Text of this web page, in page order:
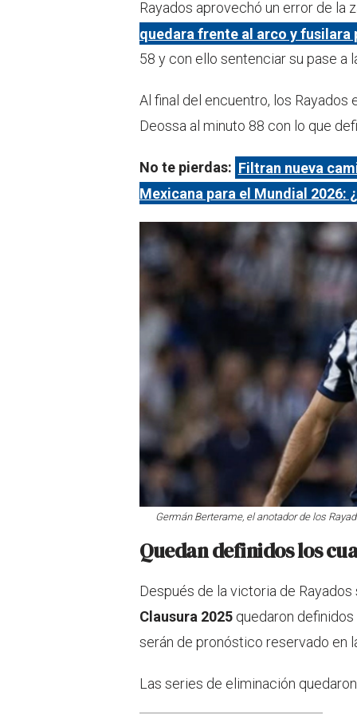
Rayados aprovechó un error de la
quedara frente al arco y fusilara
58 y con ello sentenciar su pase a
Al final del encuentro, los
Deossa al minuto 88 con lo que
No te pierdas: Filtran nueva
Mexicana para el Mundial 2026:
Germán Berterame, el anotador de los
Quedan definidos los
Después de la victoria de
Clausura 2025 quedaron
serán de pronóstico reservado en
Las series de eliminación